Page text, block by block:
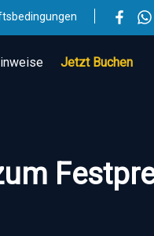
Jetzt Buchen